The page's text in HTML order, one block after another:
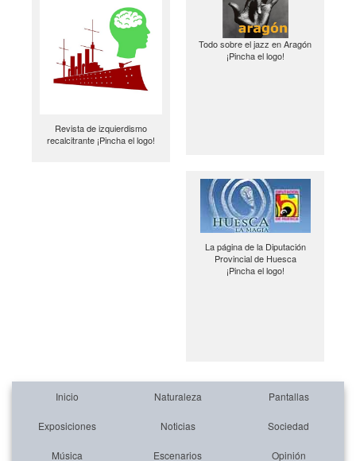
Revista de izquierdismo
recalcitrante ¡Pincha el logo!
Todo sobre el jazz en Aragón
¡Pincha el logo!
La página de la Diputación
Provincial de Huesca
¡Pincha el logo!
Inicio Naturaleza Pantallas
Exposiciones Noticias Sociedad
Música Escenarios Opinión